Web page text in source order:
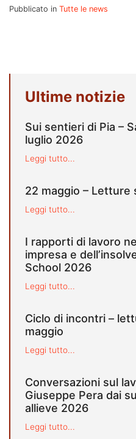
Pubblicato in Tutte le news
Ultime notizie
Sui sentieri di Pia –
luglio 2026
Leggi tutto...
22 maggio – Letture
Leggi tutto...
I rapporti di lavoro
impresa e
School 2026
Leggi tutto...
Ciclo di incontri –
maggio
Leggi tutto...
Conversazioni sul
Giuseppe Pera dai
allieve 2026
Leggi tutto...